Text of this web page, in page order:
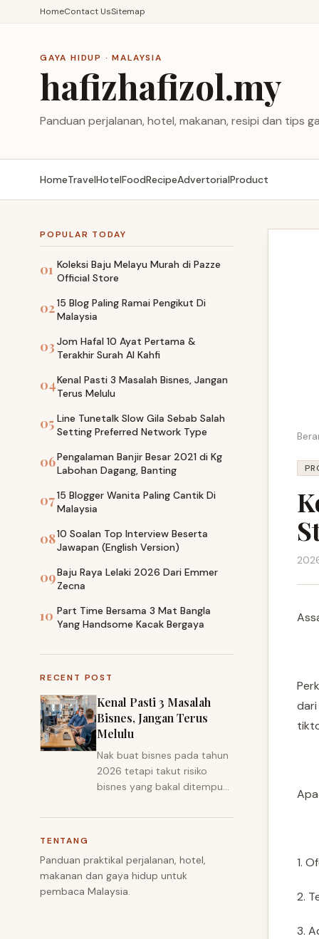
HomeContact UsSitemap
GAYA HIDUP · MALAYSIA
hafizhafizol.my
Panduan perjalanan, hotel, makanan, resipi dan tips
HomeTravelHotelFoodRecipeAdvertorialProduct
POPULAR TODAY
01 Koleksi Baju Melayu Murah di Pazze
Official Store
0215 Blog Paling Ramai Pengikut Di
Malaysia
03 Jom Hafal 10 Ayat Pertama &
Terakhir Surah Al Kahfi
04Kenal Pasti 3 Masalah Bisnes, Jangan
Terus Melulu
05 Line Tunetalk Slow Gila Sebab Salah
Setting Preferred Network Type
06Pengalaman Banjir Besar 2021 di Kg
Labohan Dagang, Banting
0715 Blogger Wanita Paling Cantik Di
Malaysia
0810 Soalan Top Interview Beserta
Jawapan (English Version)
09Baju Raya Lelaki 2026 Dari Emmer
Zecna
10 Part Time Bersama 3 Mat Bangla
Yang Handsome Kacak Bergaya
RECENT POST
Kenal Pasti 3 Masalah
Bisnes, Jangan Terus
Melulu
Nak buat bisnes pada tahun
2026 tetapi takut risiko
bisnes yang bakal ditempuh,
yang bijak.
TENTANG
Panduan praktikal perjalanan, hotel,
makanan dan gaya hidup untuk
pembaca Malaysia.
1.
2.
3.